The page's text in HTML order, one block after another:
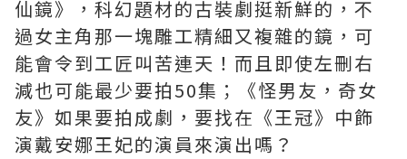
仙鏡》，科幻題材的古裝劇挺新鮮的，不
過女主角那一塊雕工精細又複雜的鏡，可
能會令到工匠叫苦連天！而且即使左刪右
減也可能最少要拍50集；《怪男友，奇女
友》如果要拍成劇，要找在《王冠》中飾
演戴安娜王妃的演員來演出嗎？